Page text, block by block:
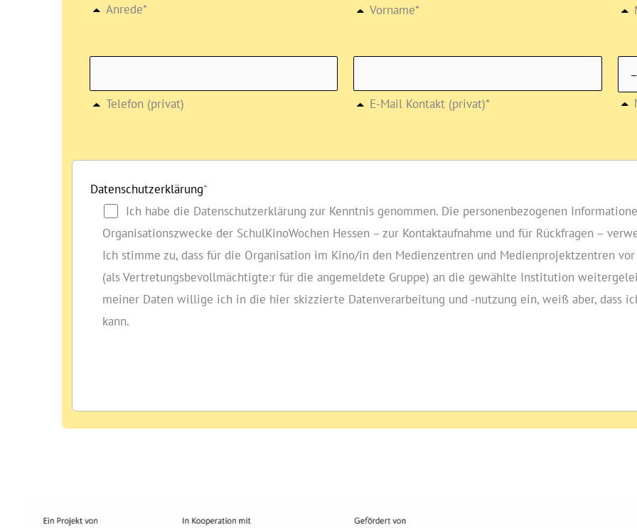
Anrede* Vorname*
Telefon (privat) E-Mail Kontakt (privat)*
Datenschutzerklärung*
Ich habe die Datenschutzerklärung zur Kenntnis genommen. Die personenbezogenen
Organisationszwecke der SchulKinoWochen Hessen – zur Kontaktaufnahme und für Rückfragen –
Ich stimme zu, dass für die Organisation im Kino/in den Medienzentren und Medienprojektzentren
(als Vertretungsbevollmächtigte:r für die angemeldete Gruppe) an die gewählte Institution
meiner Daten willige ich in die hier skizzierte Datenverarbeitung und ‑nutzung ein, weiß aber, dass
kann.